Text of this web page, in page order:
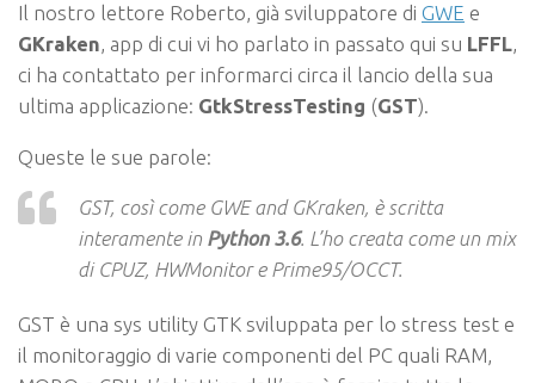
Il nostro lettore Roberto, già sviluppatore di GWE e
GKraken, app di cui vi ho parlato in passato qui su LFFL,
ci ha contattato per informarci circa il lancio della sua
ultima applicazione: GtkStressTesting (GST).
Queste le sue parole:
GST, così come GWE and GKraken, è scritta
interamente in Python 3.6. L’ho creata come un mix
di CPUZ, HWMonitor e Prime95/OCCT.
GST è una sys utility GTK sviluppata per lo stress test e
il monitoraggio di varie componenti del PC quali RAM,